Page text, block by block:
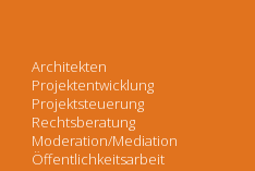
Architekten
Projektentwicklung
Projektsteuerung
Rechtsberatung
Moderation/Mediation
Öffentlichkeitsarbeit